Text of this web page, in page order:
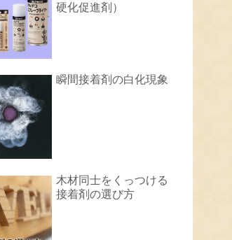
硬化促進剤）
瞬間接着剤の白化現象
木材同士をくっつける
接着剤の選び方